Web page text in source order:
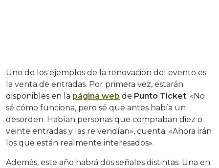
Uno de los ejemplos de la renovación del evento es
la venta de entradas. Por primera vez, estarán
disponibles en la página web de Punto Ticket. «No
sé cómo funciona, pero sé que antes había un
desorden. Habían personas que compraban diez o
veinte entradas y las re vendían», cuenta. «Ahora irán
los que están realmente interesados».
Además, este año habrá dos señales distintas. Una en